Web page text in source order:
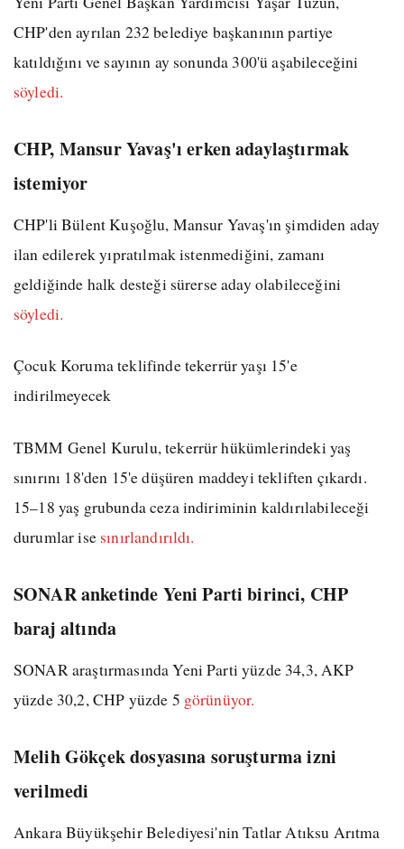
CHP'den ayrılan 232 belediye başkanının partiye
katıldığını ve sayının ay sonunda 300'ü aşabileceğini
söyledi.
CHP, Mansur Yavaş'ı erken adaylaştırmak
istemiyor
CHP'li Bülent Kuşoğlu, Mansur Yavaş'ın şimdiden aday
ilan edilerek yıpratılmak istenmediğini, zamanı
geldiğinde halk desteği sürerse aday olabileceğini
söyledi.
Çocuk Koruma teklifinde tekerrür yaşı 15'e
indirilmeyecek
TBMM Genel Kurulu, tekerrür hükümlerindeki yaş
sınırını 18'den 15'e düşüren maddeyi tekliften çıkardı.
15–18 yaş grubunda ceza indiriminin kaldırılabileceği
durumlar ise sınırlandırıldı.
SONAR anketinde Yeni Parti birinci, CHP
baraj altında
SONAR araştırmasında Yeni Parti yüzde 34,3, AKP
yüzde 30,2, CHP yüzde 5 görünüyor.
Melih Gökçek dosyasına soruşturma izni
verilmedi
Ankara Büyükşehir Belediyesi'nin Tatlar Atıksu Arıtma